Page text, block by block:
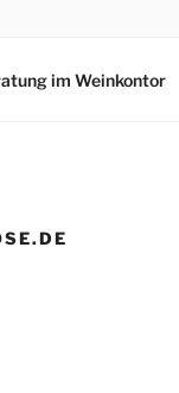
im Weinkontor